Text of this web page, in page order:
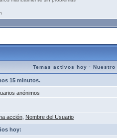
Temas activos hoy · Nuestro
15 minutos.
anónimos
acción Nombre del Usuario
hoy: